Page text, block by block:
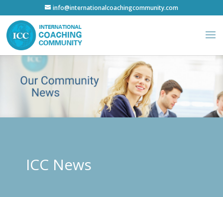
info@internationalcoachingcommunity.com
ICC News